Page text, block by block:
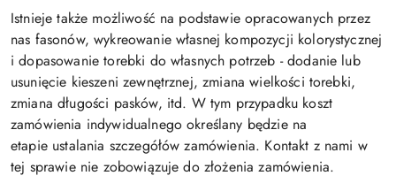
Istnieje także możliwość na podstawie opracowanych przez
nas fasonów, wykreowanie własnej kompozycji kolorystycznej
i dopasowanie torebki do własnych potrzeb - dodanie lub
usunięcie kieszeni zewnętrznej, zmiana wielkości torebki,
zmiana długości pasków, itd. W tym przypadku koszt
zamówienia indywidualnego określany będzie na
etapie ustalania szczegółów zamówienia. Kontakt z nami w
tej sprawie nie zobowiązuje do złożenia zamówienia.